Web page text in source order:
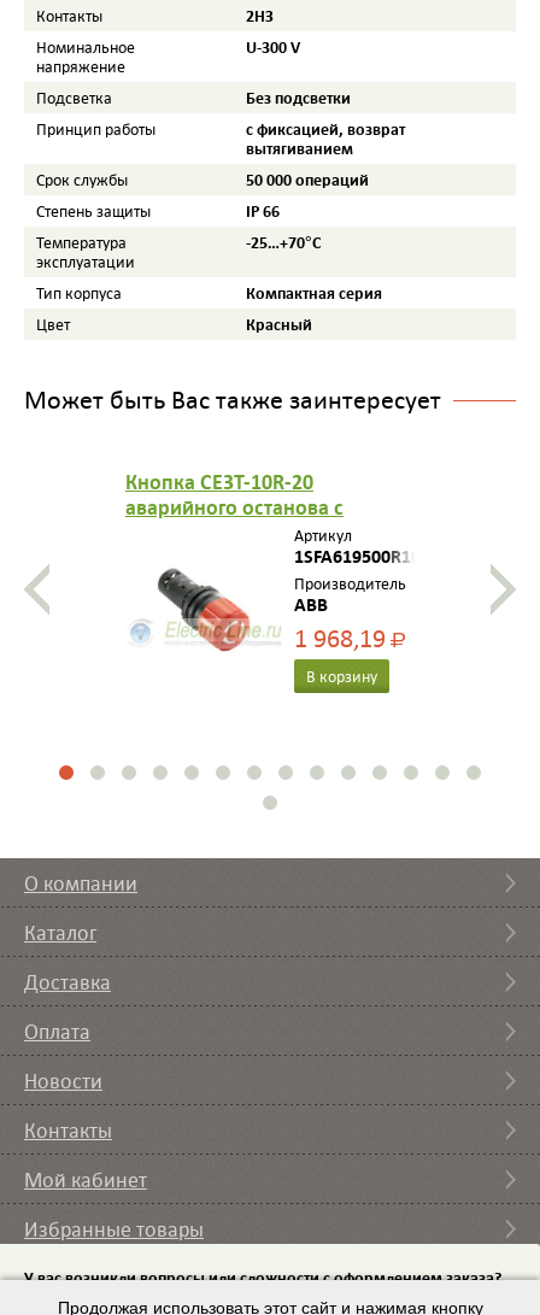
Контакты 2НЗ
Номинальное
напряжение
U-300 V
Подсветка Без подсветки
Принцип работы
с фиксацией, возврат
вытягиванием
Срок службы 50 000 операций
Степень защиты IP 66
Температура
эксплуатации
-25…+70°С
Тип корпуса Компактная серия
Цвет Красный
Может быть Вас также заинтересует
Кнопка CE3T-10R-20
аварийного останова с
фиксацией 2НО отпускание
Артикул
1SFA619500R1021
Производитель
ABB
1 968,19Р
В корзину
О компании
Каталог
Доставка
Оплата
Новости
Контакты
Мой кабинет
Избранные товары
Вы смотрели
У вас возникли вопросы или сложности с оформлением заказа?
Пришлите на emailсписок требуемого оборудования и мы с вами
Продолжая использовать этот сайт и нажимая кнопку